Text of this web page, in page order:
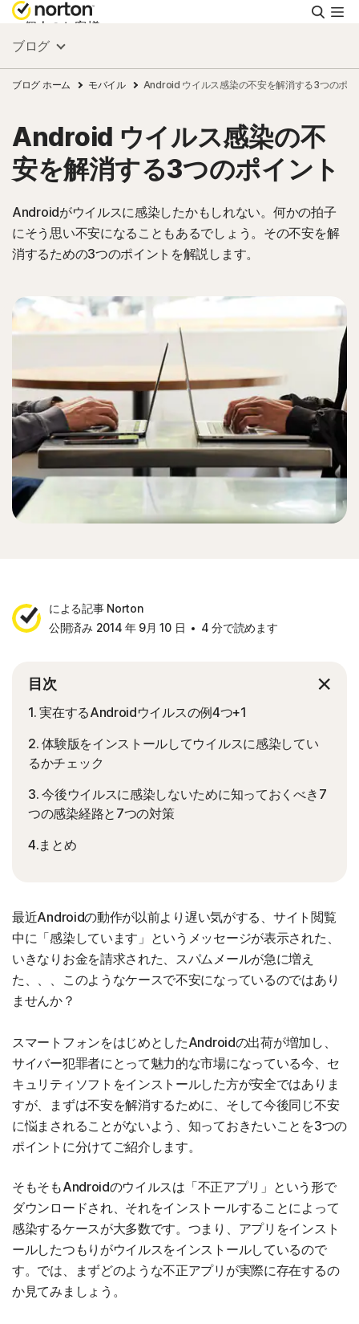
検
索
個人のお客様
スモールビジネス
リソース
サポート
無料体験
サインイン
ブログ
ブログ ホーム モバイル Android ウイルス感染の不安を解消する3つのポイ
Android ウイルス感染の不
安を解消する3つのポイント
Androidがウイルスに感染したかもしれない。何かの拍子
にそう思い不安になることもあるでしょう。その不安を解
消するための3つのポイントを解説します。
による記事 Norton
公開済み 2014 年 9月 10 日
4 分で読めます
目次
1. 実在するAndroidウイルスの例4つ+1
2. 体験版をインストールしてウイルスに感染してい
るかチェック
3. 今後ウイルスに感染しないために知っておくべき7
つの感染経路と7つの対策
4.まとめ
最近Androidの動作が以前より遅い気がする、サイト閲覧
中に「感染しています」というメッセージが表示された、
いきなりお金を請求された、スパムメールが急に増え
た、、、このようなケースで不安になっているのではあり
ませんか？
スマートフォンをはじめとしたAndroidの出荷が増加し、
サイバー犯罪者にとって魅力的な市場になっている今、セ
キュリティソフトをインストールした方が安全ではありま
すが、まずは不安を解消するために、そして今後同じ不安
に悩まされることがないよう、知っておきたいことを3つの
ポイントに分けてご紹介します。
そもそもAndroidのウイルスは「不正アプリ」という形で
ダウンロードされ、それをインストールすることによって
感染するケースが大多数です。つまり、アプリをインスト
ールしたつもりがウイルスをインストールしているので
す。では、まずどのような不正アプリが実際に存在するの
か見てみましょう。